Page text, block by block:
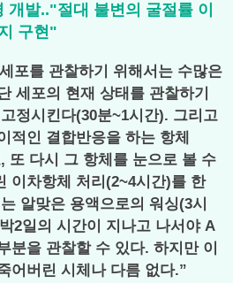
개발.."절대 불변의 굴절률 이
구현"
포를 관찰하기 위해서는 수많은
세포의 현재 상태를 관찰하기
정시킨다(30분~1시간). 그리고
적인 결합반응을 하는 항체
또 다시 그 항체를 눈으로 볼 수
이차항체 처리(2~4시간)를 한
알맞은 용액으로의 워싱(3시
2일의 시간이 지나고 나서야 A
분을 관찰할 수 있다. 하지만 이
어버린 시체나 다름 없다.”